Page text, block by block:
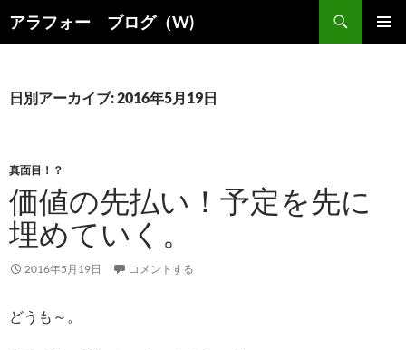
ン
ツ
キ
プ
アラフォー ブログ（W)
索
日別アーカイブ: 2016年5月19日
真面目！？
価値の先払い！予定を先に
埋めていく。
2016年5月19日 コメントする
どうも～。